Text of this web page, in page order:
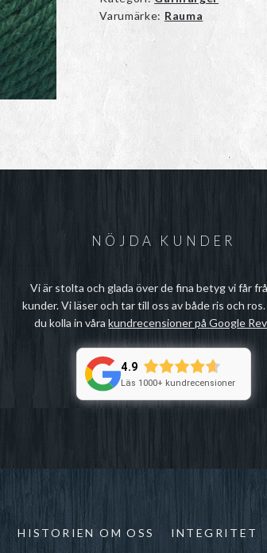
Varumärke: Rauma
NÖJDA KUNDER
Vi är stolta och glada över de fina betyg vi får
kunder. Vi läser och tar till oss av både ris och ros.
du kolla in vårakundrecensioner på Google
4.9
Läs 1000+ kundrecensioner
HISTORIEN OM OSS INTEGRITET